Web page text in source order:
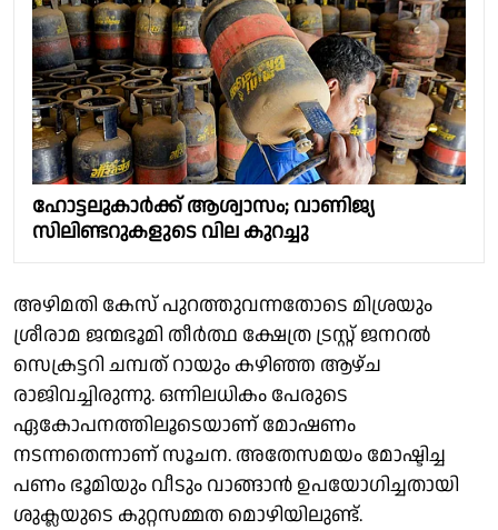
ഹോട്ടലുകാർക്ക് ആശ്വാസം; വാണിജ്യ
സിലിണ്ടറുകളുടെ വില കുറച്ചു
അഴിമതി കേസ് പുറത്തുവന്നതോടെ മിശ്രയും
ശ്രീരാമ ജന്മഭൂമി തീർത്ഥ ക്ഷേത്ര ട്രസ്റ്റ് ജനറൽ
സെക്രട്ടറി ചമ്പത് റായും കഴിഞ്ഞ ആഴ്ച
രാജിവച്ചിരുന്നു. ഒന്നിലധികം പേരുടെ
ഏകോപനത്തിലൂടെയാണ് മോഷണം
നടന്നതെന്നാണ് സൂചന. അതേസമയം മോഷ്ടിച്ച
പണം ഭൂമിയും വീടും വാങ്ങാൻ ഉപയോഗിച്ചതായി
ശുക്ലയുടെ കുറ്റസമ്മത മൊഴിയിലുണ്ട്.